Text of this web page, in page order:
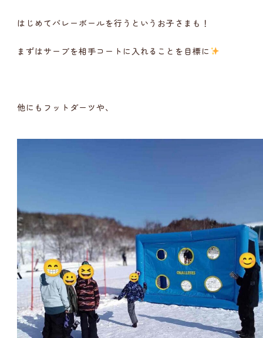
はじめてバレーボールを行うというお子さまも！
まずはサーブを相手コートに入れることを目標に
他にもフットダーツや、